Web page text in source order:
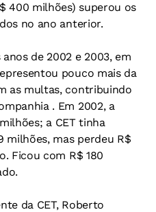
400 milhões) superou os
no ano anterior.
de 2002 e 2003, em
pouco mais da
as multas, contribuindo
. Em 2002, a
a CET tinha
milhões, mas perdeu R$
Ficou com R$ 180
da CET, Roberto